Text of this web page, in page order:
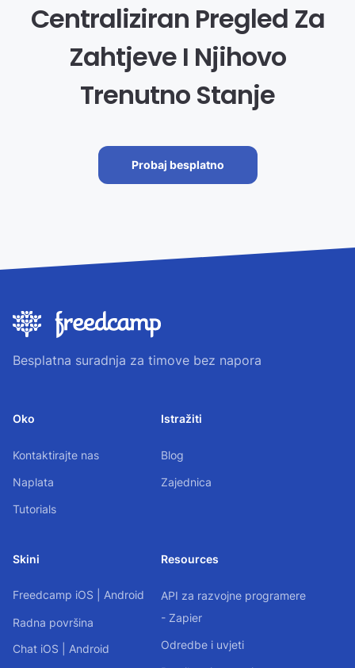
Centraliziran Pregled Za
Zahtjeve I Njihovo
Trenutno Stanje
Probaj besplatno
Besplatna suradnja za timove bez napora
Oko
Kontaktirajte nas
Naplata
Tutorials
Istražiti
Blog
Zajednica
Skini
Freedcamp iOS Android
Radna površina
Chat iOS Android
Resources
API za razvojne programere
- Zapier
Odredbe i uvjeti